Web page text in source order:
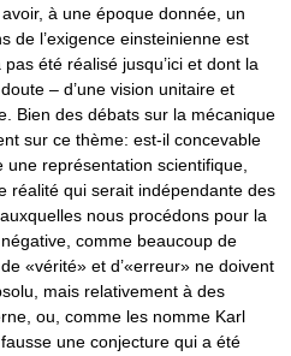
à une époque donnée, un
de l’exigence einsteinienne est
pas été réalisé jusqu’ici et dont la
– d’une vision unitaire et
Bien des débats sur la mécanique
sur ce thème: est-il concevable
représentation scientifique,
réalité qui serait indépendante des
nous procédons pour la
comme beaucoup de
«vérité» et d’«erreur» ne doivent
mais relativement à des
ou, comme les nomme Karl
une conjecture qui a été